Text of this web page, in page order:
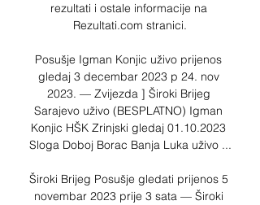
rezultati i ostale informacije na
Rezultati.com stranici.
Posušje Igman Konjic uživo prijenos
gledaj 3 decembar 2023 p 24. nov
2023. — Zvijezda ] Široki Brijeg
Sarajevo uživo (BESPLATNO) Igman
Konjic HŠK Zrinjski gledaj 01.10.2023
Sloga Doboj Borac Banja Luka uživo ...
Široki Brijeg Posušje gledati prijenos 5
novembar 2023 prije 3 sata — Široki